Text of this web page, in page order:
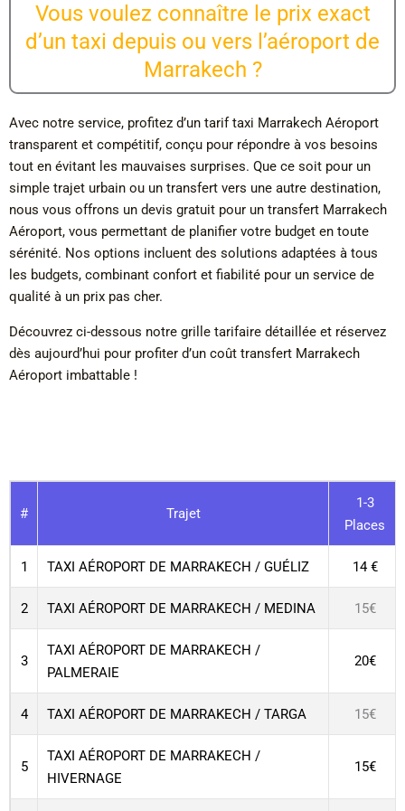
Vous voulez connaître le prix exact
d’un taxi depuis ou vers l’aéroport de
Marrakech ?
Avec notre service, profitez d’un tarif taxi Marrakech Aéroport
transparent et compétitif, conçu pour répondre à vos besoins
tout en évitant les mauvaises surprises. Que ce soit pour un
simple trajet urbain ou un transfert vers une autre destination,
nous vous offrons un devis gratuit pour un transfert Marrakech
Aéroport, vous permettant de planifier votre budget en toute
sérénité. Nos options incluent des solutions adaptées à tous
les budgets, combinant confort et fiabilité pour un service de
qualité à un prix pas cher.
Découvrez ci-dessous notre grille tarifaire détaillée et réservez
dès aujourd’hui pour profiter d’un coût transfert Marrakech
Aéroport imbattable !
# Trajet
1-3
Places
1 TAXI AÉROPORT DE MARRAKECH / GUÉLIZ 14 €
2 TAXI AÉROPORT DE MARRAKECH / MEDINA 15€
3
TAXI AÉROPORT DE MARRAKECH /
PALMERAIE
20€
4 TAXI AÉROPORT DE MARRAKECH / TARGA 15€
5
TAXI AÉROPORT DE MARRAKECH /
HIVERNAGE
15€